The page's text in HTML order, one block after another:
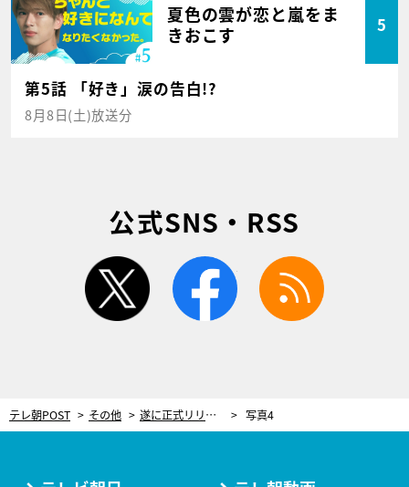
夏色の雲が恋と嵐をま
きおこす
5
第5話 「好き」涙の告白!?
8月8日(土)放送分
公式SNS・RSS
twitter facebook
テレ朝POST その他 遂に正式リリースのゲーム『べっぴん荘』、5カ国以上で“話題の新作”1位獲得！「マジで破壊力抜群すぎたwww」 写真4